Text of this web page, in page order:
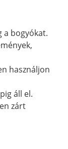
a bogyókat.
használjon
áll el.
zárt